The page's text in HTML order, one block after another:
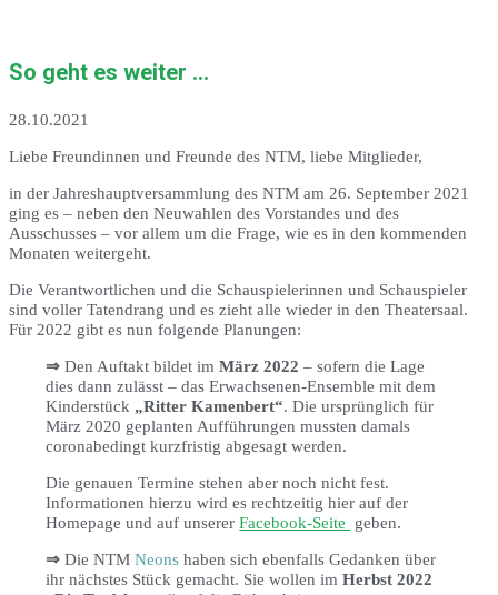
So geht es weiter ...
28.10.2021
Liebe Freundinnen und Freunde des NTM, liebe Mitglieder,
in der Jahreshauptversammlung des NTM am 26. September 2021
ging es – neben den Neuwahlen des Vorstandes und des
Ausschusses – vor allem um die Frage, wie es in den kommenden
Monaten weitergeht.
Die Verantwortlichen und die Schauspielerinnen und Schauspieler
sind voller Tatendrang und es zieht alle wieder in den Theatersaal.
Für 2022 gibt es nun folgende Planungen:
⇒ Den Auftakt bildet imMärz 2022 – sofern die Lage
dies dann zulässt – das Erwachsenen-Ensemble mit dem
Kinderstück „Ritter Kamenbert“. Die ursprünglich für
März 2020 geplanten Aufführungen mussten damals
coronabedingt kurzfristig abgesagt werden.
Die genauen Termine stehen aber noch nicht fest.
Informationen hierzu wird es rechtzeitig hier auf der
Homepage und auf unsererFacebook-Seite geben.
⇒ Die NTMNeons haben sich ebenfalls Gedanken über
ihr nächstes Stück gemacht. Sie wollen imHerbst 2022